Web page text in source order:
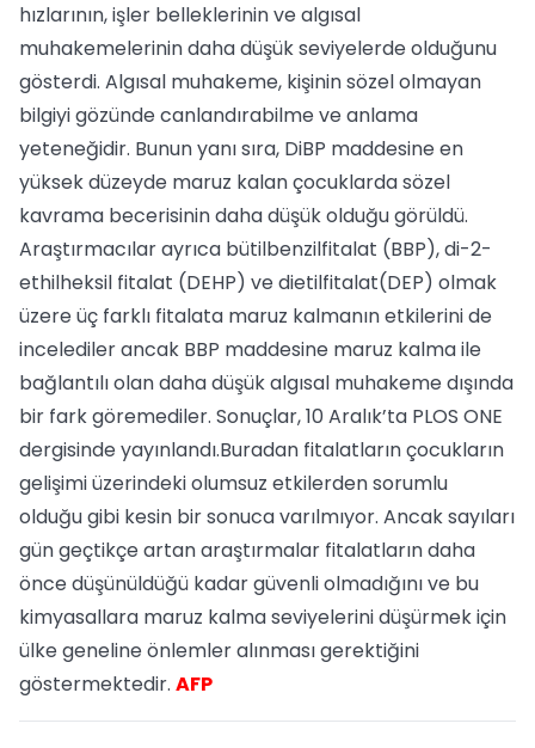
hızlarının, işler belleklerinin ve algısal
muhakemelerinin daha düşük seviyelerde olduğunu
gösterdi. Algısal muhakeme, kişinin sözel olmayan
bilgiyi gözünde canlandırabilme ve anlama
yeteneğidir. Bunun yanı sıra, DiBP maddesine en
yüksek düzeyde maruz kalan çocuklarda sözel
kavrama becerisinin daha düşük olduğu görüldü.
Araştırmacılar ayrıca bütilbenzilfitalat (BBP), di-2-
ethilheksil fitalat (DEHP) ve dietilfitalat(DEP) olmak
üzere üç farklı fitalata maruz kalmanın etkilerini de
incelediler ancak BBP maddesine maruz kalma ile
bağlantılı olan daha düşük algısal muhakeme dışında
bir fark göremediler. Sonuçlar, 10 Aralık’ta PLOS ONE
dergisinde yayınlandı.Buradan fitalatların çocukların
gelişimi üzerindeki olumsuz etkilerden sorumlu
olduğu gibi kesin bir sonuca varılmıyor. Ancak sayıları
gün geçtikçe artan araştırmalar fitalatların daha
önce düşünüldüğü kadar güvenli olmadığını ve bu
kimyasallara maruz kalma seviyelerini düşürmek için
ülke geneline önlemler alınması gerektiğini
göstermektedir. AFP